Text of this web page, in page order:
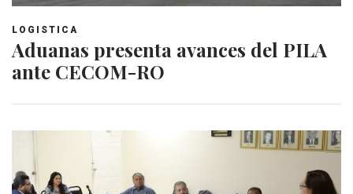
LOGISTICA
Aduanas presenta avances del PILA
ante CECOM-RO